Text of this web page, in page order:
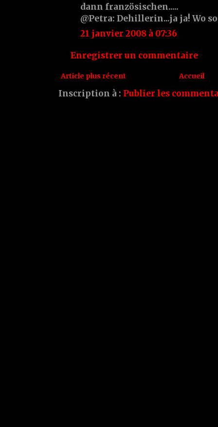
dann französischen.....
@Petra: Dehillerin...ja ja! Wo
21 janvier 2008 à 07:36
Enregistrer un commentaire
Article plus récent Accueil
Inscription à : Publier les